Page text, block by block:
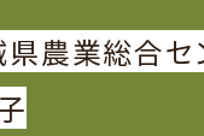
県農業総合セ